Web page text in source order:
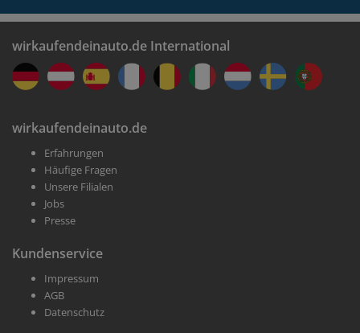
wirkaufendeinauto.de International
wirkaufendeinauto.de
Erfahrungen
Häufige Fragen
Unsere Filialen
Jobs
Presse
Kundenservice
Impressum
AGB
Datenschutz